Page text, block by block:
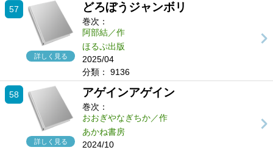
57
詳しく見る
どろぼうジャンボリ
巻次：
阿部結／作
ほるぷ出版
2025/04
分類：
9136
58
詳しく見る
アゲインアゲイン
巻次：
おおぎやなぎちか／作
あかね書房
2024/10